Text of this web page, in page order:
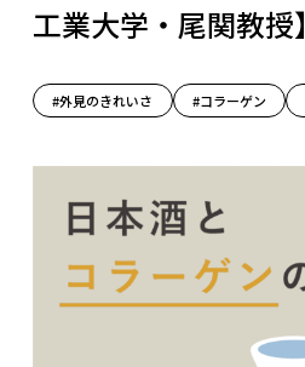
工業大学・尾関教授】
#外見のきれいさ #コラーゲン